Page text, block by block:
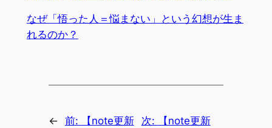
なぜ「悟った人＝悩まない」という幻想が生ま
れるのか？
← 前:
【note更新
次:
【note更新